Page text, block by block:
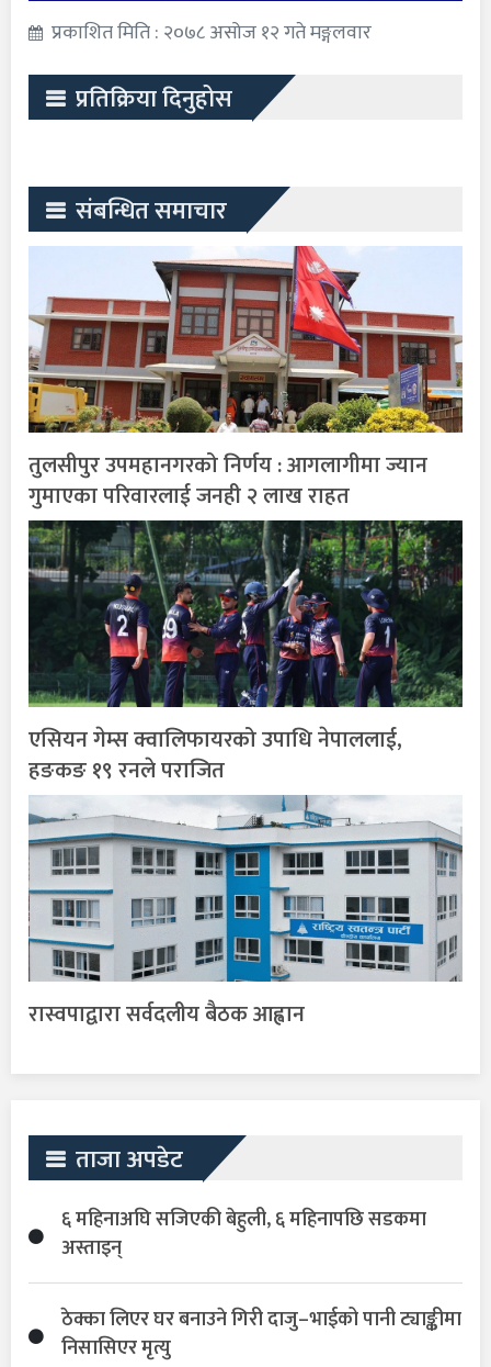
प्रकाशित मिति : २०७८ असोज १२ गते मङ्गलवार
प्रतिक्रिया दिनुहोस
संबन्धित समाचार
तुलसीपुर उपमहानगरको निर्णय : आगलागीमा ज्यान
गुमाएका परिवारलाई जनही २ लाख राहत
एसियन गेम्स क्वालिफायरको उपाधि नेपाललाई,
हङकङ १९ रनले पराजित
रास्वपाद्वारा सर्वदलीय बैठक आह्वान
ताजा अपडेट
६ महिनाअघि सजिएकी बेहुली, ६ महिनापछि सडकमा
अस्ताइन्
ठेक्का लिएर घर बनाउने गिरी दाजु–भाईको पानी ट्याङ्कीमा
निसासिएर मृत्यु